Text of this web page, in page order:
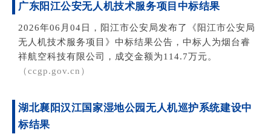
广东阳江公安无人机技术服务项目中标结果
2026年06月04日，阳江市公安局发布了《阳江市公安局
无人机技术服务项目》中标结果公告，中标人为烟台睿
祥航空科技有限公司，成交金额为114.7万元。
（ccgp.gov.cn）
湖北襄阳汉江国家湿地公园无人机巡护系统建设中
标结果